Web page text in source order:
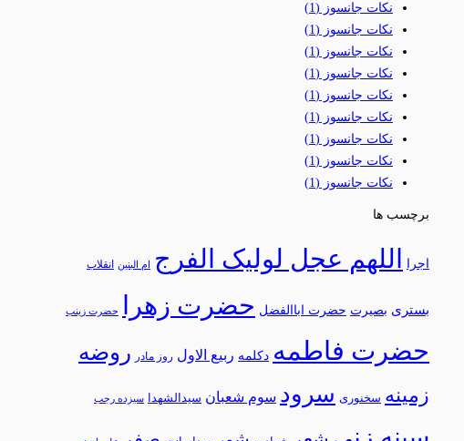
نکات جانسوز (1)
نکات جانسوز (1)
نکات جانسوز (1)
نکات جانسوز (1)
نکات جانسوز (1)
نکات جانسوز (1)
نکات جانسوز (1)
نکات جانسوز (1)
نکات جانسوز (1)
برچسب ها
اجرا اللهم عجل لولیک الفرج ام البنین انقلاب
بستری بصیرت حضرت اباالفضل حضرت زهرا حضرت زینب
حضرت فاطمه دکلمه ربیع الاول روز مادر روضه
زمینه سخنوری سرود سوم شعبان سیدالشهدا سیزده رجب